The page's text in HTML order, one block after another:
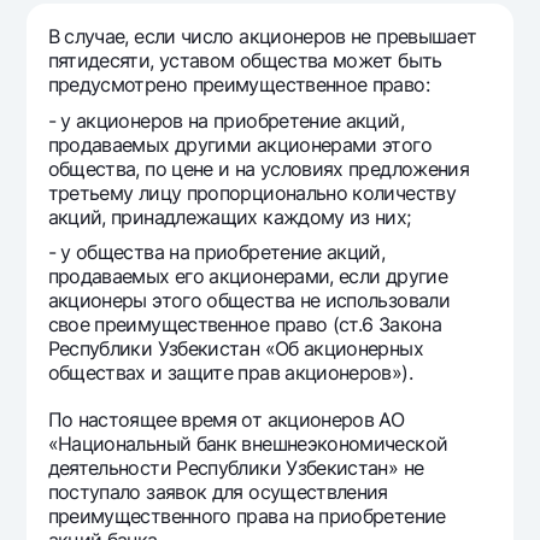
Для всех USD
Золотой депозит
Золотые слитки от НБУ
Серебряный депозит
UzCard/HUMO
Visa
Mastercard
Зарплатные
Garmin pay
Эскроу-cчёт
Тарифы
Акции
Мобильное приложение Milliy
Часто задаваемые вопросы
Ищите по сайту
Найти
Полезные ссылки
Часто задаваемые вопросы
Пресс-центр
В случае, если число акционеров не превышает
пятидесяти, уставом общества может быть
предусмотрено преимущественное право:
- у акционеров на приобретение акций,
продаваемых другими акционерами этого
общества, по цене и на условиях предложения
третьему лицу пропорционально количеству
акций, принадлежащих каждому из них;
- у общества на приобретение акций,
продаваемых его акционерами, если другие
акционеры этого общества не использовали
свое преимущественное право (ст.6 Закона
Республики Узбекистан «Об акционерных
обществах и защите прав акционеров»).
По настоящее время от акционеров АО
«Национальный банк внешнеэкономической
деятельности Республики Узбекистан» не
поступало заявок для осуществления
преимущественного права на приобретение